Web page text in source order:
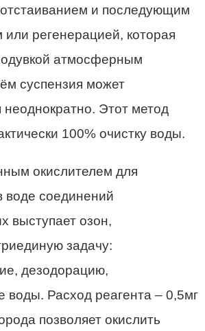
и последующим
регенерацией, которая
атмосферным
суспензия может
неоднократно. Этот метод
100% очистку воды.
окислителем для
воде соединений
выступает озон,
задачу:
дезодорацию,
воды. Расход реагента – 0,5мг
позволяет окислить